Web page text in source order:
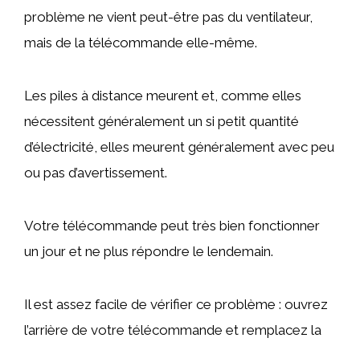
problème ne vient peut-être pas du ventilateur,
mais de la télécommande elle-même.
Les piles à distance meurent et, comme elles
nécessitent généralement un si petit quantité
d’électricité, elles meurent généralement avec peu
ou pas d’avertissement.
Votre télécommande peut très bien fonctionner
un jour et ne plus répondre le lendemain.
Il est assez facile de vérifier ce problème : ouvrez
l’arrière de votre télécommande et remplacez la